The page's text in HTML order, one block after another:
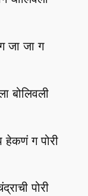
जा जा ग
बोलिवली
ग पोरी
पोरी